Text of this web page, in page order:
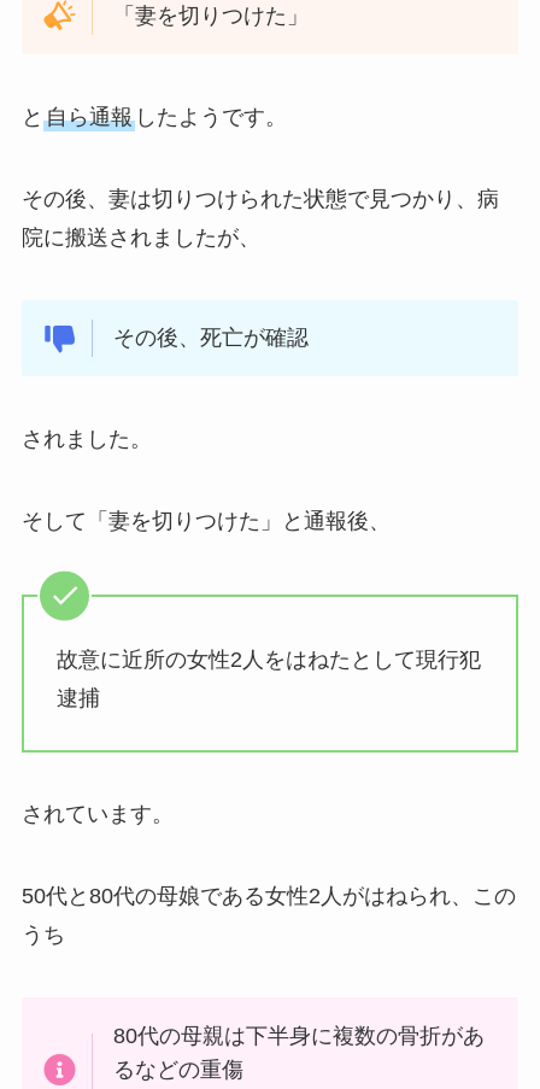
「妻を切りつけた」
と 自ら通報したようです。
その後、妻は切りつけられた状態で見つかり、病
院に搬送されましたが、
その後、死亡が確認
されました。
そして「妻を切りつけた」と通報後、
故意に近所の女性2人をはねたとして現行犯
逮捕
されています。
50代と80代の母娘である女性2人がはねられ、この
うち
80代の母親は下半身に複数の骨折があ
るなどの重傷